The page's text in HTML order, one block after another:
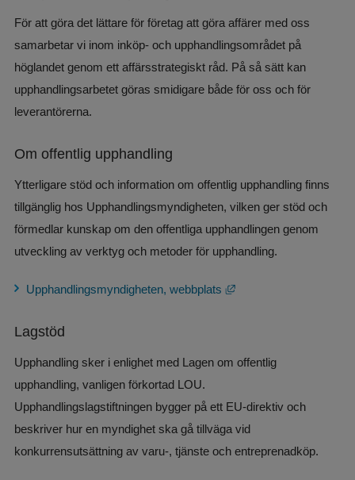
För att göra det lättare för företag att göra affärer med oss
samarbetar vi inom inköp- och upphandlingsområdet på
höglandet genom ett affärsstrategiskt råd. På så sätt kan
upphandlingsarbetet göras smidigare både för oss och för
leverantörerna.
Om offentlig upphandling
Ytterligare stöd och information om offentlig upphandling finns
tillgänglig hos Upphandlingsmyndigheten, vilken ger stöd och
förmedlar kunskap om den offentliga upphandlingen genom
utveckling av verktyg och metoder för upphandling.
Upphandlingsmyndigheten, webbplats Länk till annan
Lagstöd
Upphandling sker i enlighet med Lagen om offentlig
upphandling, vanligen förkortad LOU.
Upphandlingslagstiftningen bygger på ett EU-direktiv och
beskriver hur en myndighet ska gå tillväga vid
konkurrensutsättning av varu-, tjänste och entreprenadköp.